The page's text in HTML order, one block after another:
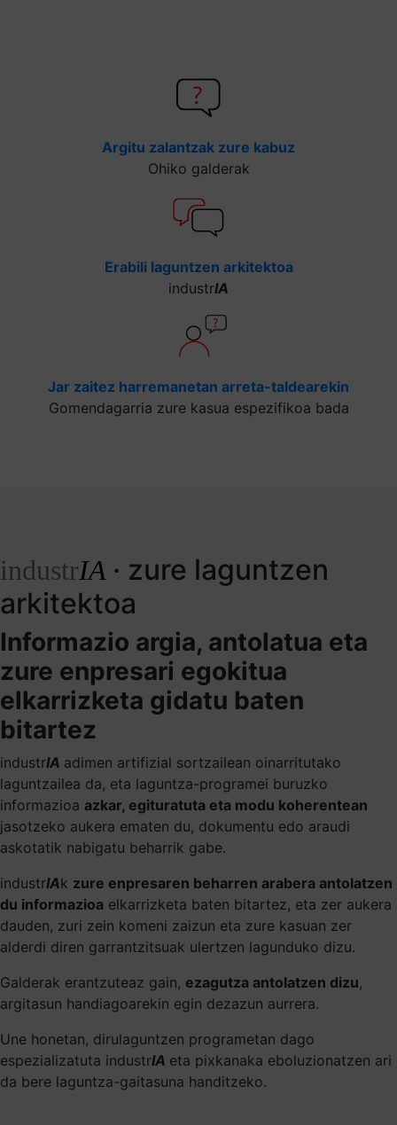
Argitu zalantzak zure kabuz
Ohiko galderak
Erabili laguntzen arkitektoa
industrIA
Jar zaitez harremanetan arreta-taldearekin
Gomendagarria zure kasua espezifikoa bada
industrIA · zure laguntzen
arkitektoa
Informazio argia, antolatua eta
zure enpresari egokitua
elkarrizketa gidatu baten
bitartez
industrIA adimen artifizial sortzailean oinarritutako
laguntzailea da, eta laguntza-programei buruzko
informazioa azkar, egituratuta eta modu koherentean
jasotzeko aukera ematen du, dokumentu edo araudi
askotatik nabigatu beharrik gabe.
industrIAk zure enpresaren beharren arabera antolatzen
du informazioa elkarrizketa baten bitartez, eta zer aukera
dauden, zuri zein komeni zaizun eta zure kasuan zer
alderdi diren garrantzitsuak ulertzen lagunduko dizu.
Galderak erantzuteaz gain, ezagutza antolatzen dizu,
argitasun handiagoarekin egin dezazun aurrera.
Une honetan, dirulaguntzen programetan dago
espezializatuta industrIA eta pixkanaka eboluzionatzen ari
da bere laguntza-gaitasuna handitzeko.